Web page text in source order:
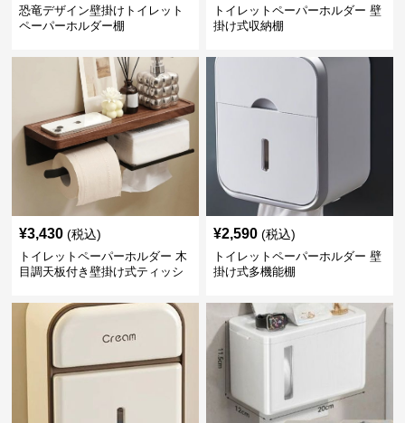
恐竜デザイン壁掛けトイレット
ペーパーホルダー棚
トイレットペーパーホルダー 壁
掛け式収納棚
¥3,430 (税込)
トイレットペーパーホルダー 木
目調天板付き壁掛け式ティッシ
¥2,590 (税込)
トイレットペーパーホルダー 壁
掛け式多機能棚